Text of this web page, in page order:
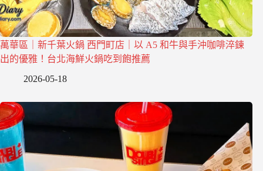
萬華區｜新千葉火鍋 西門町店｜以 A5 和牛與手沖咖啡淬鍊
出的優雅！台北海鮮火鍋吃到飽推薦
2026-05-18